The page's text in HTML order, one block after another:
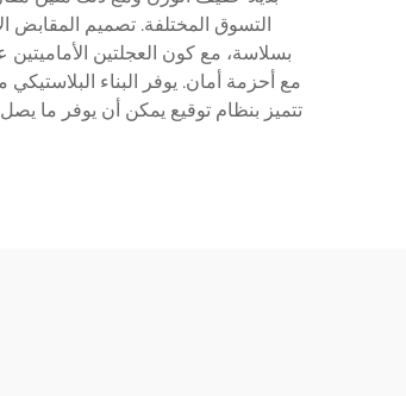
التسوق المختلفة. تصميم المقابض
بسلاسة، مع كون العجلتين
مع أحزمة أمان. يوفر البناء